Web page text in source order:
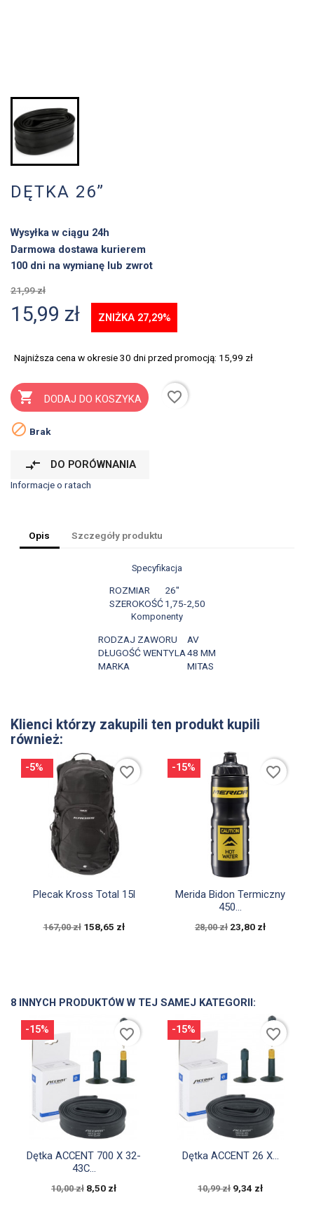
DĘTKA 26”
Wysyłka w ciągu 24h
Darmowa dostawa kurierem
100 dni na wymianę lub zwrot
21,99 zł
15,99 zł ZNIŻKA 27,29%
Najniższa cena w okresie 30 dni przed promocją: 15,99 zł
 DODAJ DO KOSZYKA
favorite_border
 Brak
compare_arrows DO PORÓWNANIA
Informacje o ratach
Opis Szczegóły produktu
Specyfikacja
ROZMIAR
26"
SZEROKOŚĆ 1,75-2,50
Komponenty
RODZAJ ZAWORU
AV
DŁUGOŚĆ WENTYLA48 MM
MARKA
MITAS
Klienci którzy zakupili ten produkt kupili
również:
Szybki podgląd
Plecak Kross Total 15l
167,00 zł 158,65 zł
-5% favorite_border
Szybki podgląd
Merida Bidon Termiczny
450...
28,00 zł 23,80 zł
-15% favorite_border
8 INNYCH PRODUKTÓW W TEJ SAMEJ KATEGORII:
Szybki podgląd
Dętka ACCENT 700 X 32-
43C...
10,00 zł 8,50 zł
-15% favorite_border
Szybki podgląd
Dętka ACCENT 26 X...
10,99 zł 9,34 zł
-15% favorite_border